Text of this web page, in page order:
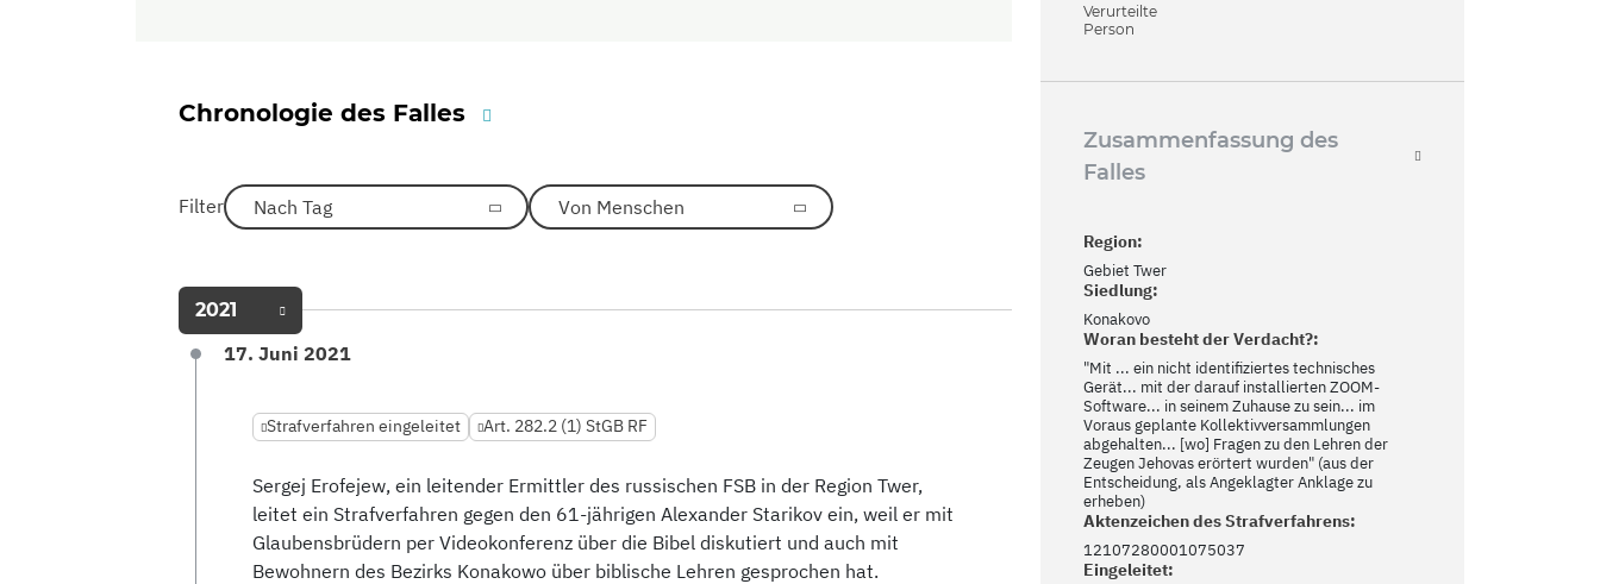
Chronologie des Falles
Filter Nach Tag Von Menschen
2021
17. Juni 2021
Strafverfahren eingeleitet Art. 282.2 (1) StGB RF
Sergej Erofejew, ein leitender Ermittler des russischen FSB in der Region Twer,
leitet ein Strafverfahren gegen den 61-jährigen Alexander Starikov ein, weil er mit
Glaubensbrüdern per Videokonferenz über die Bibel diskutiert und auch mit
Bewohnern des Bezirks Konakowo über biblische Lehren gesprochen hat.
Verurteilte
Person
Zusammenfassung des
Falles
Region:
Gebiet Twer
Siedlung:
Konakovo
Woran besteht der Verdacht?:
"Mit ... ein nicht identifiziertes technisches
Gerät... mit der darauf installierten ZOOM-
Software... in seinem Zuhause zu sein... im
Voraus geplante Kollektivversammlungen
abgehalten... [wo] Fragen zu den Lehren der
Zeugen Jehovas erörtert wurden" (aus der
Entscheidung, als Angeklagter Anklage zu
erheben)
Aktenzeichen des Strafverfahrens:
12107280001075037
Eingeleitet: